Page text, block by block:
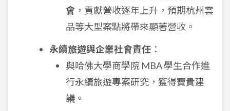
會 ，貢獻營收逐年上升，預期杭州雲
品等大型案點將帶來顯著營收。
永續旅遊與企業社會責任 ：
與哈佛大學商學院 MBA 學生合作進
行永續旅遊專案研究，獲得寶貴建
議。